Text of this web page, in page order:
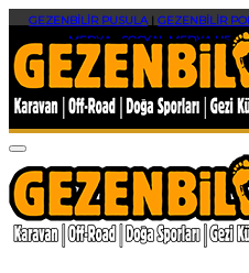
GEZENBİLİR PUSULA| GEZENBİLİR
MEDYA|SOSYAL MEDYA